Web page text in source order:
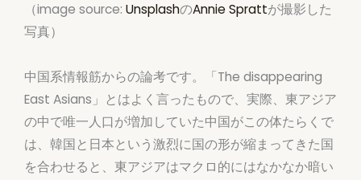
（image source: UnsplashのAnnie Sprattが撮影した
写真）
中国系情報筋からの論考です。「The disappearing
East Asians」とはよく言ったもので、実際、東アジア
の中で唯一人口が増加していた中国がこの体たらくで
は、韓国と日本という激烈に国の形が縮まってきた国
を合わせると、東アジアはマクロ的にはなかなか暗い